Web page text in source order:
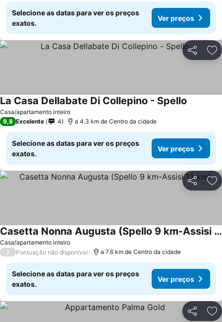
Selecione as datas para ver os preços
exatos.
Ver preços
Partilhar
Casa/apartamento inteiro
La Casa Dellabate Di Collepino - Spello
9,8 Excelente 4 a 4.3 km de Centro da cidade
Selecione as datas para ver os preços
exatos.
Ver preços
Partilhar
Casa/apartamento inteiro
Casetta Nonna Augusta (Spello 9 km-Assisi 12 km)
/ Pontuação não disponível a 7.6 km de Centro da cidade
Selecione as datas para ver os preços
exatos.
Ver preços
Partilhar